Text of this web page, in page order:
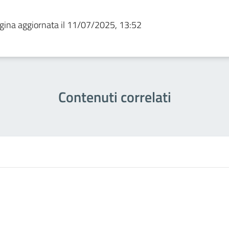
aggiornata il 11/07/2025, 13:52
Contenuti correlati